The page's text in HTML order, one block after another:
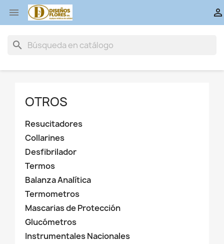
 
search
OTROS
Resucitadores
Collarines
Desfibrilador
Termos
Balanza Analítica
Termometros
Mascarias de Protección
Glucómetros
Instrumentales Nacionales